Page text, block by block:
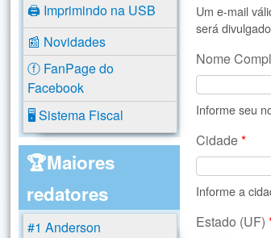
Um e-mail
será
Nome
Informe seu
Cidade*
Informe a
Estado (UF)
🖨️ Imprimindo na USB
📰 Novidades
ⓕ FanPage do
Facebook
🖥️ Sistema Fiscal
🏆Maiores
redatores
#1 Anderson